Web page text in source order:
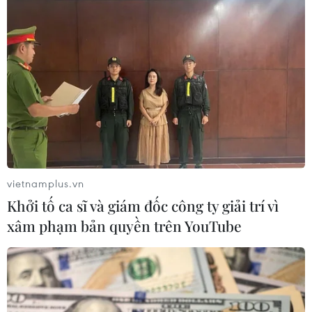
trương đầu tư Dự án đầu tư xây dựng đường
Vành đai 4-vùng Thủ đô Hà Nội.
Các mốc giới tuyến vành đai 4 được cắm tại huyện Thường Tín,
Hà Nội. (Ảnh: Trung Nguyên/TTXVN)
vietnamplus.vn
Khởi tố ca sĩ và giám đốc công ty giải trí vì
xâm phạm bản quyền trên YouTube